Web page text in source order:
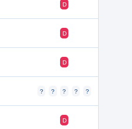
D
D
D
? ? ? ? ?
D